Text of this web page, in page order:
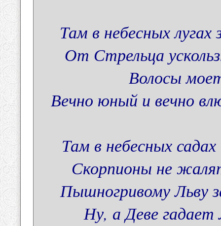
Там в небесных
От Стрельца
Волосы
Вечно юный и вечно
Там в небесных
Скорпионы не
Пышногривому Льву
Ну, а Деве гадает